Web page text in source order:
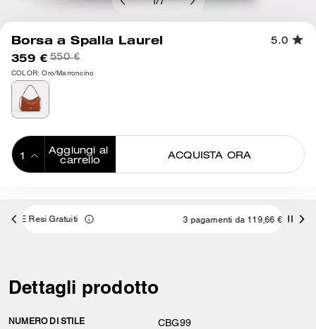
/ 7
Borsa a Spalla Laurel 5.0
359 € 550 €
COLOR: Oro/Marroncino
Aggiungi al
carrello
ACQUISTA ORA
3 pagamenti da 119,66 € a interessi 0% con
Dettagli prodotto
NUMERO DI STILE CBG99